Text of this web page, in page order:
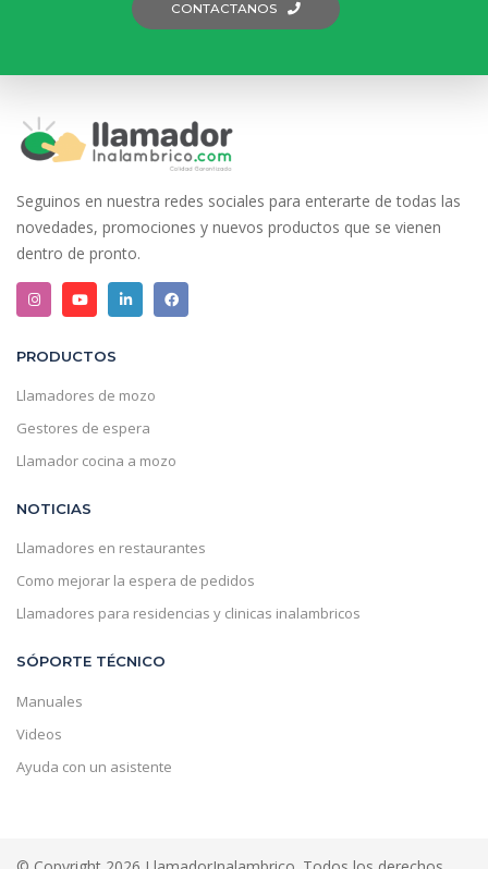
CONTACTANOS
Seguinos en nuestra redes sociales para enterarte de todas las
novedades, promociones y nuevos productos que se vienen
dentro de pronto.
PRODUCTOS
Llamadores de mozo
Gestores de espera
Llamador cocina a mozo
NOTICIAS
Llamadores en restaurantes
Como mejorar la espera de pedidos
Llamadores para residencias y clinicas inalambricos
SÓPORTE TÉCNICO
Manuales
Videos
Ayuda con un asistente